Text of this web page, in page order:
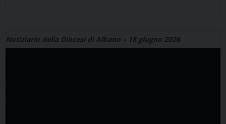
Notiziario della Diocesi di Albano – 18 giugno 2026